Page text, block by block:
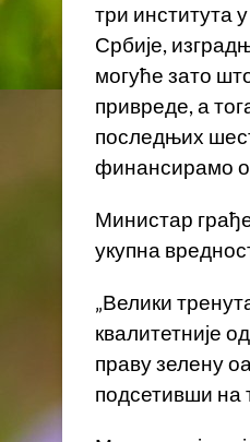
три института
Србије,
могуће зато
привреде, а
последњих
финансирамо
Министар
укупна
„Велики
квалитетније
праву зелену
подсетивши на